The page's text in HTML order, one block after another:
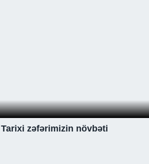
zəfərimizin növbəti